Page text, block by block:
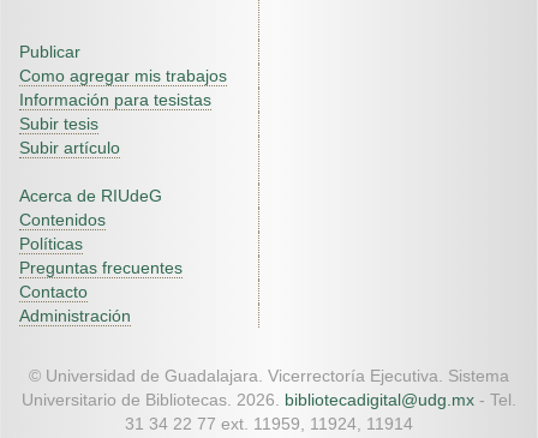
Publicar
Como agregar mis trabajos
Información para tesistas
Subir tesis
Subir artículo
Acerca de RIUdeG
Contenidos
Políticas
Preguntas frecuentes
Contacto
Administración
© Universidad de Guadalajara. Vicerrectoría Ejecutiva. Sistema
Universitario de Bibliotecas. 2026. bibliotecadigital@udg.mx - Tel.
31 34 22 77 ext. 11959, 11924, 11914